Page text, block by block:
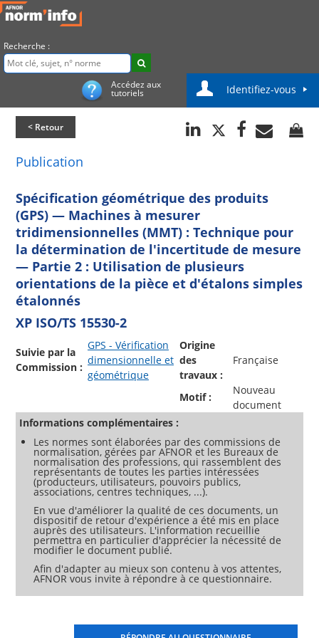
Recherche :
Accédez aux
tutoriels Identifiez-vous
< Retour
Publication
Spécification géométrique des produits
(GPS) — Machines à mesurer
tridimensionnelles (MMT) : Technique pour
la détermination de l'incertitude de mesure
— Partie 2 : Utilisation de plusieurs
orientations de la pièce et d'étalons simples
étalonnés
XP ISO/TS 15530-2
Suivie par la
Commission :
GPS - Vérification
dimensionnelle et
géométrique
Origine
des
travaux :
Française
Motif :
Nouveau
document
Informations complémentaires :
Les normes sont élaborées par des commissions de
normalisation, gérées par AFNOR et les Bureaux de
normalisation des professions, qui rassemblent des
représentants de toutes les parties intéressées
(producteurs, utilisateurs, pouvoirs publics,
associations, centres techniques, ...).
En vue d'améliorer la qualité de ces documents, un
dispositif de retour d'expérience a été mis en place
auprès des utilisateurs. L'information recueillie
permettra en particulier d'apprécier la nécessité de
modifier le document publié.
Afin d'adapter au mieux son contenu à vos attentes,
AFNOR vous invite à répondre à ce questionnaire.